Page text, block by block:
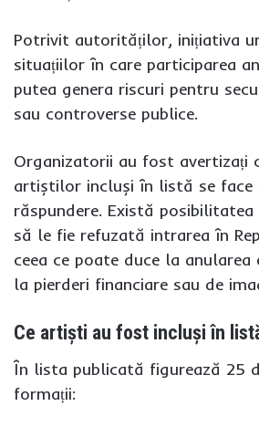
Potrivit autorităților, inițiativa
situațiilor în care participarea
putea genera riscuri pentru
sau controverse publice.
Organizatorii au fost avertizați
artiștilor incluși în listă se face
răspundere. Există
să le fie refuzată intrarea în
ceea ce poate duce la anularea
la pierderi financiare sau de
Ce artiști au fost incluși în
În lista publicată figurează 25
formații: